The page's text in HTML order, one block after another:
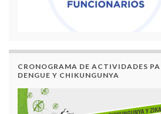
CRONOGRAMA DE ACTIVIDADES
DENGUE Y CHIKUNGUNYA